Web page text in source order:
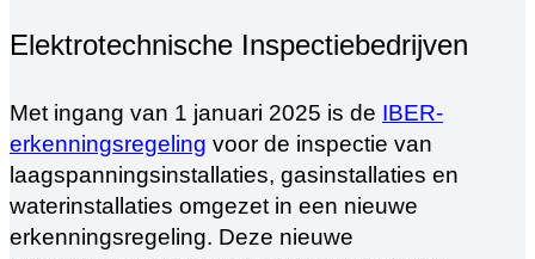
Elektrotechnische Inspectiebedrijven
Met ingang van 1 januari 2025 is de IBER-
erkenningsregeling voor de inspectie van
laagspanningsinstallaties, gasinstallaties en
waterinstallaties omgezet in een nieuwe
erkenningsregeling. Deze nieuwe